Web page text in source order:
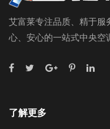
艾富莱专注品质、精于服
心、安心的一站式中央空
了解更多